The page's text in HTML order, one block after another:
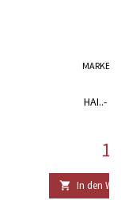
MARKE:
HAI..-
 In den